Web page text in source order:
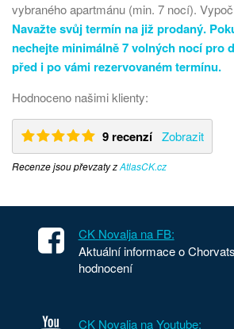
vybraného apartmánu (min. 7 nocí).
Navažte svůj termín na již prodaný.
nechejte minimálně 7 volných nocí pro
před i po vámi rezervovaném termínu.
Hodnoceno našimi klienty:
9 recenzí Zobrazit
Recenze jsou převzaty zAtlasCK.cz
CK Novalja na FB:
Aktuální informace o
hodnocení
CK Novalja na Youtube: